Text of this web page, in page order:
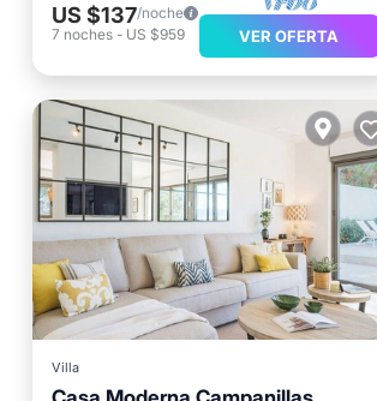
US $137/noche
7 noches - US $959 VER OFERTA
Villa